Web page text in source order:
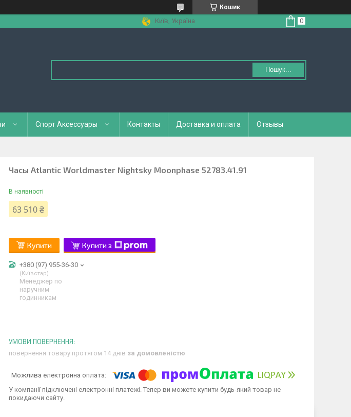
Кошик
Київ, Україна
Пошук...
Спорт Аксессуары Контакты Доставка и оплата Отзывы
Часы Atlantic Worldmaster Nightsky Moonphase 52783.41.91
В наявності
63 510 ₴
Купити Купити з
+380 (97) 955-36-30
Київстар
Менеджер по
наручним
годинникам
повернення товару протягом 14 днів за домовленістю
У компанії підключені електронні платежі. Тепер ви можете купити будь-який товар не
покидаючи сайту.